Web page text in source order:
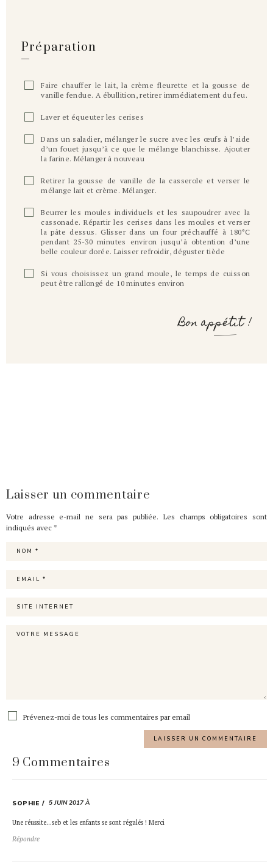
Préparation
Faire chauffer le lait, la crème fleurette et la gousse de
vanille fendue. A ébullition, retirer immédiatement du feu.
Laver et équeuter les cerises
Dans un saladier, mélanger le sucre avec les œufs à l’aide
d’un fouet jusqu’à ce que le mélange blanchisse. Ajouter
la farine. Mélanger à nouveau
Retirer la gousse de vanille de la casserole et verser le
mélange lait et crème. Mélanger.
Beurrer les moules individuels et les saupoudrer avec la
cassonade. Répartir les cerises dans les moules et verser
la pâte dessus. Glisser dans un four préchauffé à 180°C
pendant 25-30 minutes environ jusqu’à obtention d’une
belle couleur dorée. Laisser refroidir, déguster tiède
Si vous choisissez un grand moule, le temps de cuisson
peut être rallongé de 10 minutes environ
Bon appétit !
Laisser un commentaire
Votre adresse e-mail ne sera pas publiée. Les champs obligatoires sont
indiqués avec *
Prévenez-moi de tous les commentaires par email
9 Commentaires
SOPHIE 5 JUIN 2017 À
Une réussite…seb et les enfants se sont régalés ! Merci
Répondre